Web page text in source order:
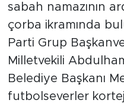
sabah namazının
çorba ikramında
Parti Grup
Milletvekili
Belediye Başkanı
futbolseverler